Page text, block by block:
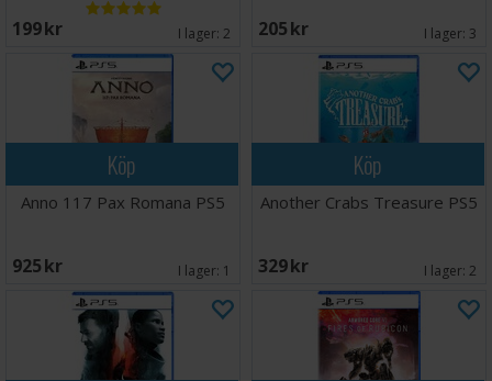
199 SEK I lager: 2 205 SEK I lager: 3
Köp
Anno 117 Pax Romana PS5
925 SEK I lager: 1
Köp
Another Crabs Treasure PS5
329 SEK I lager: 2